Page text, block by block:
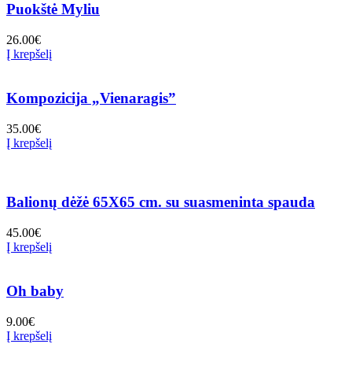
Puokštė Myliu
26.00€
Į krepšelį
Kompozicija „Vienaragis”
35.00€
Į krepšelį
Balionų dėžė 65X65 cm. su suasmeninta spauda
45.00€
Į krepšelį
Oh baby
9.00€
Į krepšelį